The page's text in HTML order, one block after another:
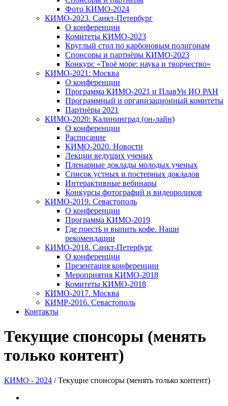
Фото КИМО-2024
КИМО-2023. Санкт-Петербург
О конференции
Комитеты КИМО-2023
Круглый стол по карбоновым полигонам
Спонсоры и партнёры КИМО-2023
Конкурс «Твоё море: наука и творчество»
КИМО-2021: Москва
О конференции
Программа КИМО-2021 и ПлавУн ИО РАН
Программный и организационный комитеты
Партнёры 2021
КИМО-2020: Калининград (он-лайн)
О конференции
Расписание
КИМО-2020. Новости
Лекции ведущих ученых
Пленарные доклады молодых ученых
Список устных и постерных докладов
Интерактивные вебинары
Конкурсы фотографий и видеороликов
КИМО-2019. Севастополь
О конференции
Программа КИМО-2019
Где поесть и выпить кофе. Наши
рекомендации
КИМО-2018. Санкт-Петербург
О конференции
Презентация конференции
Мероприятия КИМО-2018
Комитеты КИМО-2018
КИМО-2017. Москва
КИМР-2016. Севастополь
Контакты
Текущие спонсоры (менять
только контент)
КИМО - 2024 /Текущие спонсоры (менять только контент)